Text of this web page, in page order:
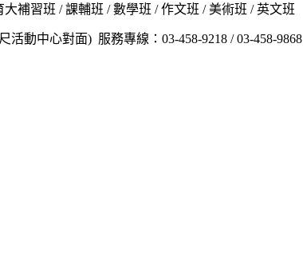
補習班 / 課輔班 / 數學班 / 作文班 / 美術班 / 英文班
動中心對面) 服務專線：03-458-9218 / 03-458-9868